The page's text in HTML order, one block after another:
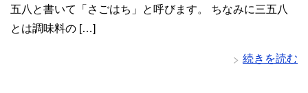
五八と書いて「さごはち」と呼びます。 ちなみに三五八
とは調味料の […]
続きを読む